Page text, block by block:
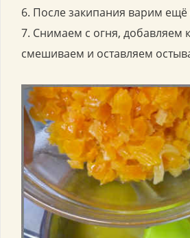
6. После закипания варим ещё
7. Снимаем с огня, добавляем
смешиваем и оставляем